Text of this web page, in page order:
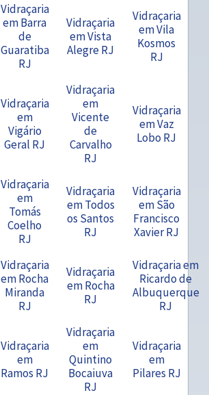
Vidraçaria
em Barra
de
Guaratiba
RJ
Vidraçaria
em Vista
Alegre RJ
Vidraçaria
em Vila
Kosmos
RJ
Vidraçaria
em
Vigário
Geral RJ
Vidraçaria
em
Vicente
de
Carvalho
RJ
Vidraçaria
em Vaz
Lobo RJ
Vidraçaria
em
Tomás
Coelho
RJ
Vidraçaria
em Todos
os Santos
RJ
Vidraçaria
em São
Francisco
Xavier RJ
Vidraçaria
em Rocha
Miranda
RJ
Vidraçaria
em Rocha
RJ
Vidraçaria em
Ricardo de
Albuquerque
RJ
Vidraçaria
em
Ramos RJ
Vidraçaria
em
Quintino
Bocaiuva
RJ
Vidraçaria
em
Pilares RJ